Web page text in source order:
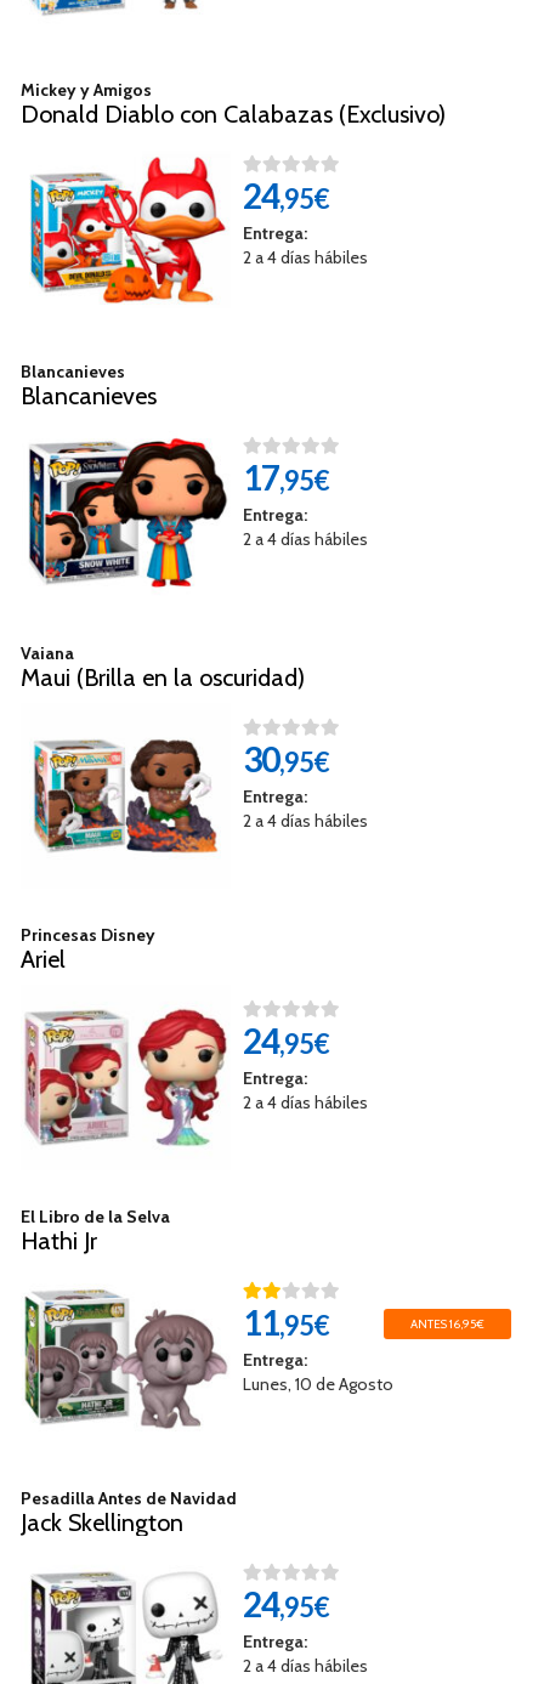
Mickey y Amigos
Donald Diablo con Calabazas (Exclusivo)
24,95€
Entrega:
2 a 4 días hábiles
Blancanieves
Blancanieves
17,95€
Entrega:
2 a 4 días hábiles
Vaiana
Maui (Brilla en la oscuridad)
30,95€
Entrega:
2 a 4 días hábiles
Princesas Disney
Ariel
24,95€
Entrega:
2 a 4 días hábiles
El Libro de la Selva
Hathi Jr
11,95€ ANTES 16,95€
Entrega:
Lunes, 10 de Agosto
Pesadilla Antes de Navidad
Jack Skellington
24,95€
Entrega:
2 a 4 días hábiles